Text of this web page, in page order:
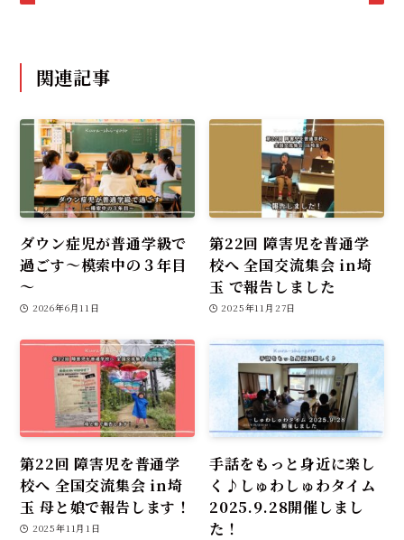
関連記事
ダウン症児が普通学級で
過ごす～模索中の３年目
～
2026年6月11日
第22回 障害児を普通学
校へ 全国交流集会 in埼
玉 で報告しました
2025年11月27日
第22回 障害児を普通学
校へ 全国交流集会 in埼
玉 母と娘で報告します！
2025年11月1日
手話をもっと身近に楽し
く♪しゅわしゅわタイム
2025.9.28開催しまし
た！